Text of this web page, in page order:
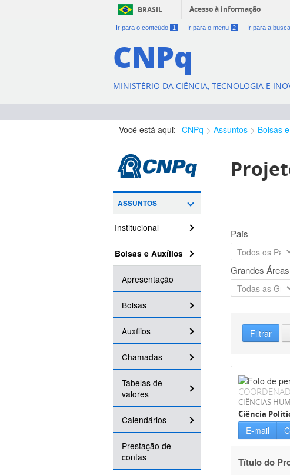
BRASIL Acesso à informação
Ir para o conteúdo 1 Ir para o menu 2 Ir para a busca
CNPq
MINISTÉRIO DA CIÊNCIA, TECNOLOGIA E
Você está aqui: CNPq Assuntos Bolsas
ASSUNTOS
Institucional
Bolsas e Auxílios
Apresentação
Bolsas
Auxílios
Chamadas
Tabelas de
valores
Calendários
Prestação de
contas
País
Grandes Áreas
Filtrar
CIÊNCIAS
Ciência
E-mail
Título do